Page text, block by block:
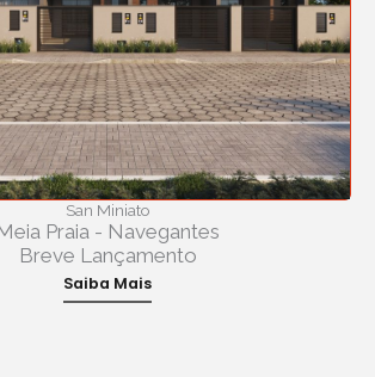
San Miniato
Praia - Navegantes
Breve Lançamento
Saiba Mais